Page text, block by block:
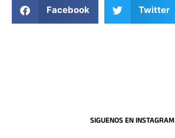
Facebook Twitter
SIGUENOS EN INSTAGRAM